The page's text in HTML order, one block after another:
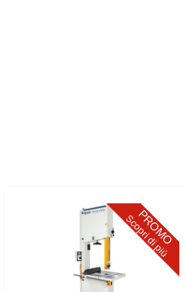
PROMO
Scopri di più